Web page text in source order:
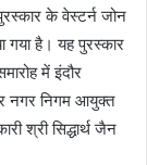
के वेस्टर्न जोन
गया है। यह पुरस्कार
में इंदौर
नगर निगम आयुक्त
श्री सिद्धार्थ जैन